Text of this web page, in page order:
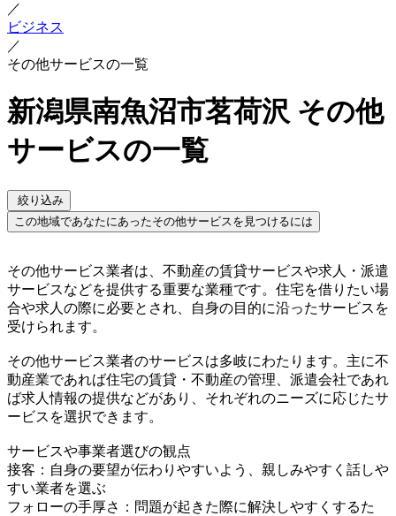
／
ビジネス
／
その他サービスの一覧
新潟県南魚沼市茗荷沢 その他
サービスの一覧
絞り込み
この地域であなたにあったその他サービスを見つけるには
その他サービス業者は、不動産の賃貸サービスや求人・派遣
サービスなどを提供する重要な業種です。住宅を借りたい場
合や求人の際に必要とされ、自身の目的に沿ったサービスを
受けられます。
その他サービス業者のサービスは多岐にわたります。主に不
動産業であれば住宅の賃貸・不動産の管理、派遣会社であれ
ば求人情報の提供などがあり、それぞれのニーズに応じたサ
ービスを選択できます。
サービスや事業者選びの観点
接客：自身の要望が伝わりやすいよう、親しみやすく話しや
すい業者を選ぶ
フォローの手厚さ：問題が起きた際に解決しやすくするた